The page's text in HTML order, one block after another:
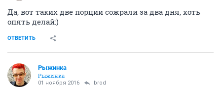
Да, вот таких две порции сожрали за два дня, хоть
опять делай:)
ОТВЕТИТЬ
Рыжинка
Рыжинка
01 ноября 2016 brod